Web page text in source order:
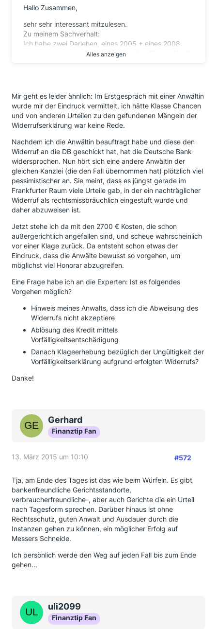
Hallo Zusammen,
sehr sehr interessant mitzulesen.
Zu meinem Sachverhalt:
Ich habe zwei Darlehen, eines 2005 + eines 2008
abgeschlossen sowie eine Prolongation für den Kredit
Widerruf einreichen erfolgversprechend.
Die Verträge lies ich von Anwalt "2" prüfen. Ergebnis:
Die Widerrufsbelehrungen sind falsch. Einschätzung:
Widerruf einreichen erfolgversprechend.
Honorar mit Anwalt 2 abgestimmt und Mandat erteilt.
Heute, 10 Wochen später herrscht für mich eher
Ernüchterung, denn alle Argumente der Bank wurden
in dem Vorgespräch (Dauer ca. 1 - 1,5 Stunden) mit
Anwalt "2" nie angesprochen.
Z.B. ist es wohl von Relevanz, wo die
Widerrufsbelehrung unterzeichnet wurde.
War der Ort die Bank und hatte die Bank vorab hierzu
ein Angebot erstellt, dann solle es wohl keine Rolle
ist? Für mich persönlich leider Böhmische Dörfer.
Anwalt "2" ist - so wie ich das Beurteile mit seinem
"außergerichtlichen" Latein wohl am Ende.
Ich bin zwischenzeitlich etwas verunsichert, da 2
unabhängige Fachanwälte sehr überzeugend die
muss, wie zurückgerudert wird.
Ich habe die Unterlagen zwischenzeitlich an
Maximum IUS gesendet. Auch hier die Zusage der
Übernahme meines Mandates.
die Kosten - 25 % des Erfolgs + Mwst. - beziehen sich
ja nur auf eine außergerichtliche Einigung.
Zu dieser ist jedoch die Bank nicht bereit. Im Falle
eines gerichtlichen Rechtsstreits ist das Honor
"Verhandlungssache".
Eine weitere - neutrale - Meinung würde ich zu
Alles anzeigen
Mir geht es leider ähnlich: Im Erstgespräch mit einer Anwältin
wurde mir der Eindruck vermittelt, ich hätte Klasse Chancen
und von anderen Urteilen zu den gefundenen Mängeln der
Widerrufserklärung war keine Rede.
Nachdem ich die Anwältin beauftragt habe und diese den
Widerruf an die DB geschickt hat, hat die Deutsche Bank
widersprochen. Nun hört sich eine andere Anwältin der
gleichen Kanzlei (die den Fall übernommen hat) plötzlich viel
pessimistischer an. Sie meint, dass es jüngst gerade im
Frankfurter Raum viele Urteile gab, in der ein nachträglicher
Widerruf als rechtsmissbräuchlich eingestuft wurde und
daher abzuweisen ist.
Jetzt stehe ich da mit den 2700 € Kosten, die schon
außergerichtlich angefallen sind, und scheue wahrscheinlich
vor einer Klage zurück. Da entsteht schon etwas der
Eindruck, dass die Anwälte bewusst so vorgehen, um
möglichst viel Honorar abzugreifen.
Eine Frage habe ich an die Experten: Ist es folgendes
Vorgehen möglich?
Hinweis meines Anwalts, dass ich die Abweisung des
Widerrufs nicht akzeptiere
Ablösung des Kredit mittels
Vorfälligkeitsentschädigung
Danach Klageerhebung bezüglich der Ungültigkeit der
Vorfälligkeitserklärung aufgrund erfolgten Widerrufs?
Danke!
Gerhard
Finanztip Fan
13. März 2015 um 10:10 #572
Tja, am Ende des Tages ist das wie beim Würfeln. Es gibt
bankenfreundliche Gerichtsstandorte,
verbraucherfreundliche-, aber auch Gerichte die ein Urteil
nach Tagesform sprechen. Darüber hinaus ist ohne
Rechtsschutz, guten Anwalt und Ausdauer durch die
Instanzen gehen zu können, ein möglicher Erfolg auf
Messers Schneide.
Ich persönlich werde den Weg auf jeden Fall bis zum Ende
gehen...
uli2099
Finanztip Fan